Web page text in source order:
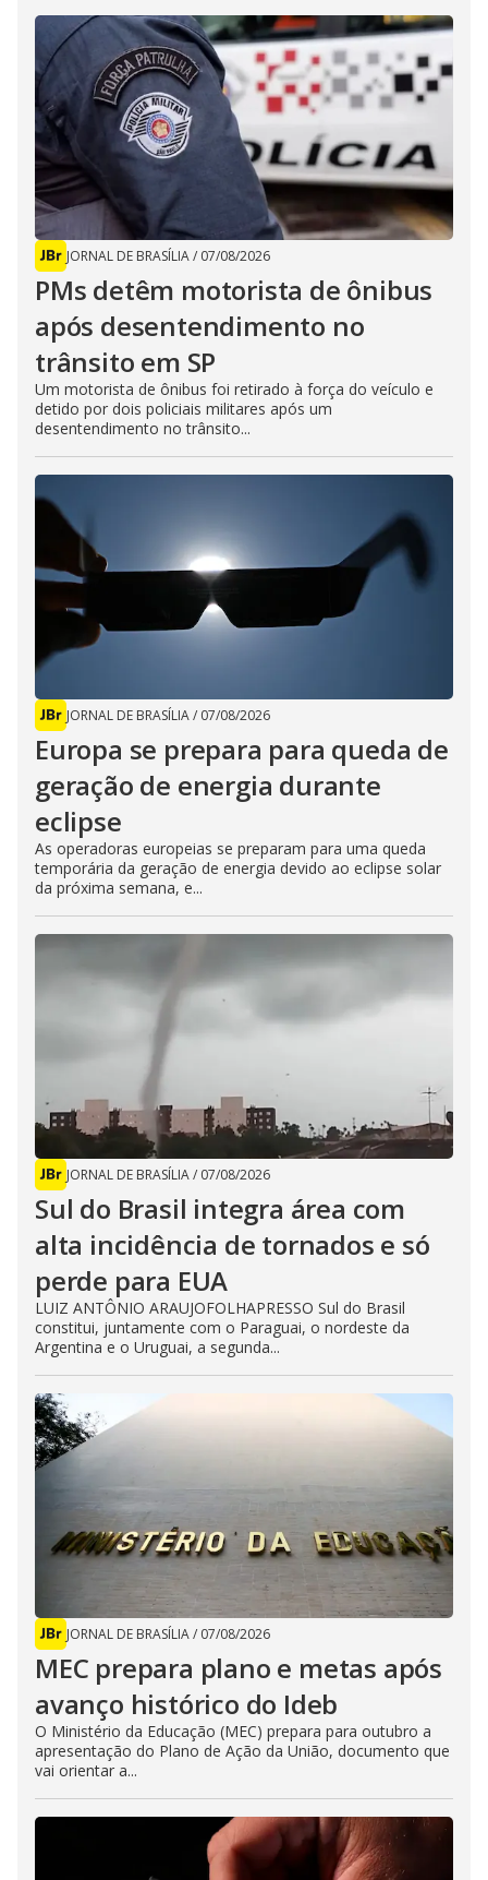
JORNAL DE BRASÍLIA/ 07/08/2026
PMs detêm motorista de ônibus
após desentendimento no
trânsito em SP
Um motorista de ônibus foi retirado à força do veículo e
detido por dois policiais militares após um
desentendimento no trânsito...
JORNAL DE BRASÍLIA/ 07/08/2026
Europa se prepara para queda de
geração de energia durante
eclipse
As operadoras europeias se preparam para uma queda
temporária da geração de energia devido ao eclipse solar
da próxima semana, e...
JORNAL DE BRASÍLIA/ 07/08/2026
Sul do Brasil integra área com
alta incidência de tornados e só
perde para EUA
LUIZ ANTÔNIO ARAUJOFOLHAPRESSO Sul do Brasil
constitui, juntamente com o Paraguai, o nordeste da
Argentina e o Uruguai, a segunda...
JORNAL DE BRASÍLIA/ 07/08/2026
MEC prepara plano e metas após
avanço histórico do Ideb
O Ministério da Educação (MEC) prepara para outubro a
apresentação do Plano de Ação da União, documento que
vai orientar a...